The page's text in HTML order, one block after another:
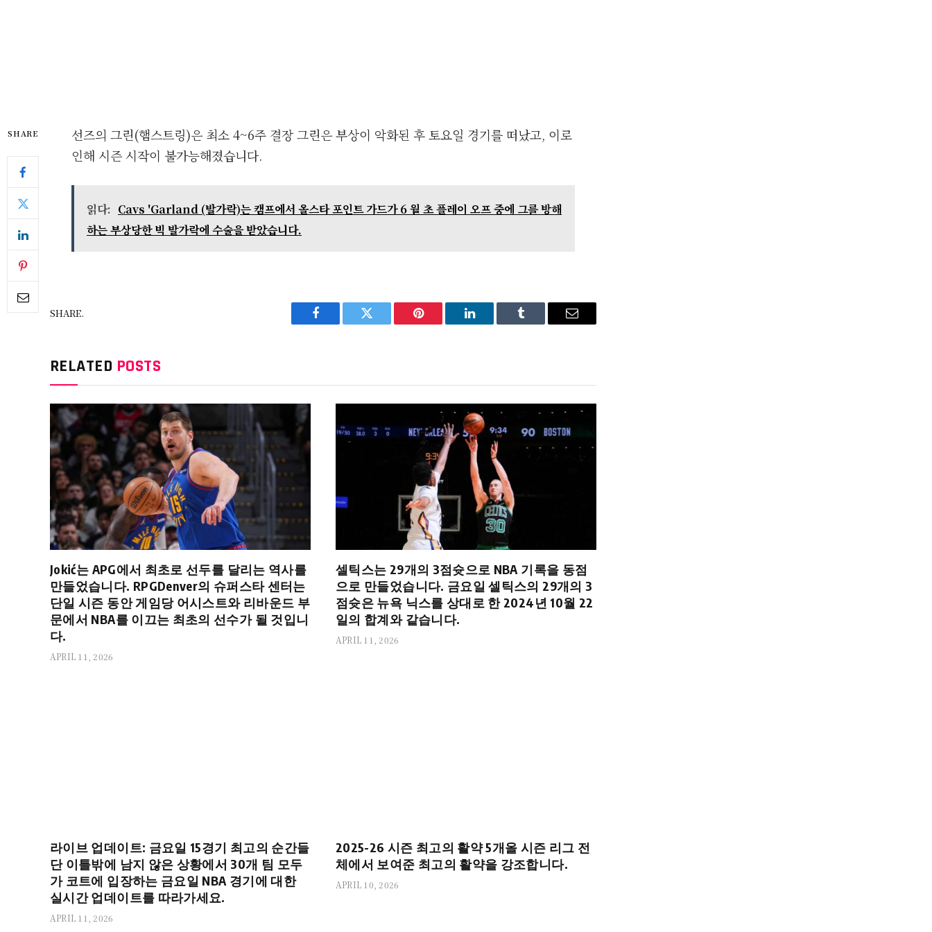
SHARE
선즈의 그린(햄스트링)은 최소 4~6주 결장 그린은 부상이 악화된 후 토요일 경기를 떠났고, 이로
인해 시즌 시작이 불가능해졌습니다.
읽다: Cavs 'Garland (발가락)는 캠프에서 올스타 포인트 가드가 6 월 초 플레이 오프 중에 그를 방해
하는 부상당한 빅 발가락에 수술을 받았습니다.
SHARE.
Facebook Twitter Pinterest LinkedIn Tumblr Email
RELATED POSTS
Jokić는 APG에서 최초로 선두를 달리는 역사를
만들었습니다. RPGDenver의 슈퍼스타 센터는
단일 시즌 동안 게임당 어시스트와 리바운드 부
문에서 NBA를 이끄는 최초의 선수가 될 것입니
다.
APRIL 11, 2026
셀틱스는 29개의 3점슛으로 NBA 기록을 동점
으로 만들었습니다. 금요일 셀틱스의 29개의 3
점슛은 뉴욕 닉스를 상대로 한 2024년 10월 22
일의 합계와 같습니다.
APRIL 11, 2026
라이브 업데이트: 금요일 15경기 최고의 순간들
단 이틀밖에 남지 않은 상황에서 30개 팀 모두
가 코트에 입장하는 금요일 NBA 경기에 대한
실시간 업데이트를 따라가세요.
APRIL 11, 2026
2025-26 시즌 최고의 활약 5개올 시즌 리그 전
체에서 보여준 최고의 활약을 강조합니다.
APRIL 10, 2026